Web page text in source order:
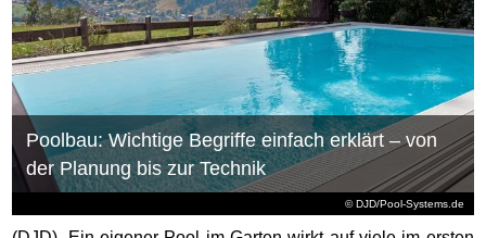
© DJD/Pool-Systems.de
Poolbau: Wichtige Begriffe einfach erklärt – von
der Planung bis zur Technik